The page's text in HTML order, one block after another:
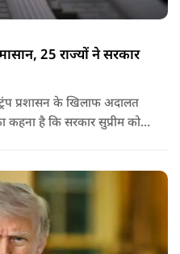
25 राज्यों ने सरकार
प्रशासन के खिलाफ अदालत
है कि सरकार सुप्रीम कोर्ट